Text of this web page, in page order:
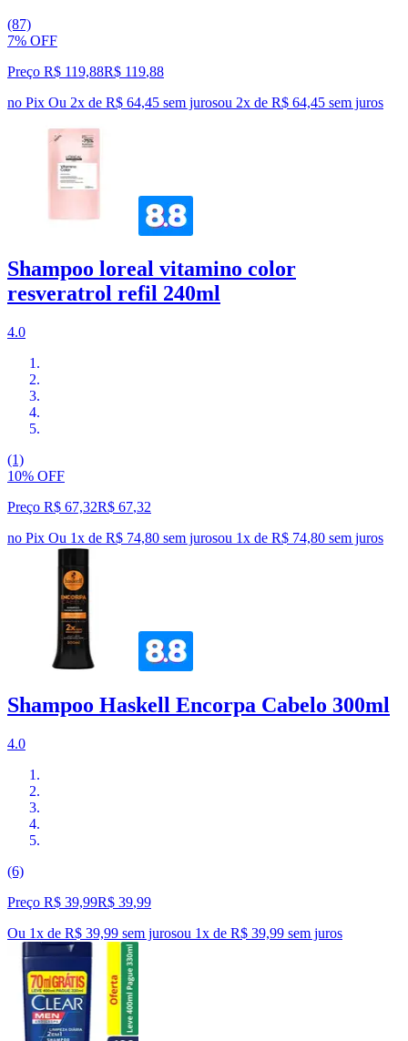
(87)
7% OFF
Preço R$ 119,88R$ 119,88
no Pix Ou 2x de R$ 64,45 sem jurosou 2x de R$ 64,45 sem juros
Shampoo loreal vitamino color
resveratrol refil 240ml
4.0
(1)
10% OFF
Preço R$ 67,32R$ 67,32
no Pix Ou 1x de R$ 74,80 sem jurosou 1x de R$ 74,80 sem juros
Shampoo Haskell Encorpa Cabelo 300ml
4.0
(6)
Preço R$ 39,99R$ 39,99
Ou 1x de R$ 39,99 sem jurosou 1x de R$ 39,99 sem juros